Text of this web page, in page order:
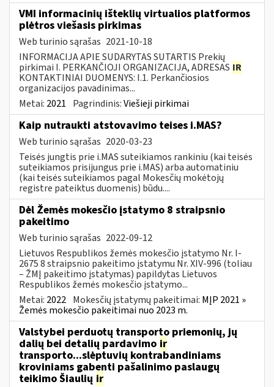
VMI informacinių išteklių virtualios platformos
plėtros viešasis pirkimas
Web turinio sąrašas 2021-10-18
INFORMACIJA APIE SUDARYTAS SUTARTIS Prekių
pirkimai I. PERKANČIOJI ORGANIZACIJA, ADRESAS IR
KONTAKTINIAI DUOMENYS: I.1. Perkančiosios
organizacijos pavadinimas...
Metai: 2021 Pagrindinis:Viešieji pirkimai
Kaip nutraukti atstovavimo teises i.MAS?
Web turinio sąrašas 2020-03-23
Teisės jungtis prie i.MAS suteikiamos rankiniu (kai teisės
suteikiamos prisijungus prie i.MAS) arba automatiniu
(kai teisės suteikiamos pagal Mokesčių mokėtojų
registre pateiktus duomenis) būdu....
Dėl Žemės mokesčio įstatymo 8 straipsnio
pakeitimo
Web turinio sąrašas 2022-09-12
Lietuvos Respublikos žemės mokesčio įstatymo Nr. I-
2675 8 straipsnio pakeitimo įstatymu Nr. XIV-996 (toliau
– ŽMĮ pakeitimo įstatymas) papildytas Lietuvos
Respublikos žemės mokesčio įstatymo...
Metai: 2022 Mokesčių įstatymų pakeitimai: MĮP 2021 »
Žemės mokesčio pakeitimai nuo 2023 m.
Valstybei perduotų transporto priemonių, jų
dalių bei detalių pardavimo ir
transporto...slėptuvių kontrabandiniams
kroviniams gabenti pašalinimo paslaugų
teikimo Šiaulių ir